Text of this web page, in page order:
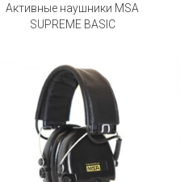
Активные наушники MSA
SUPREME BASIC